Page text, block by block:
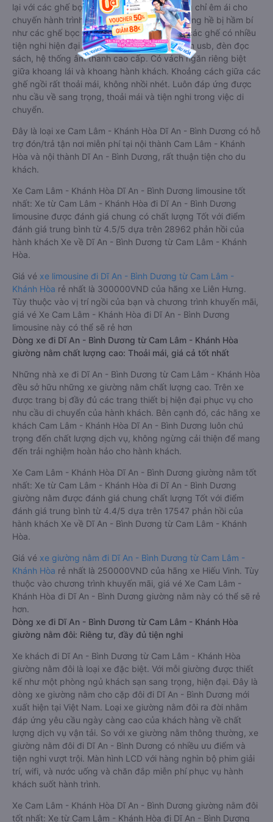
lại với các ghế bọc da chuẩn Châu Âu, không chỉ êm ái cho
chuyến hành trình xa, mà còn mát mẻ và không hề bị hầm bí
như các ghế bọc da bình thường. Kèm theo các ghế có nhiều
tiện nghi hiện đại như ti-vi, tủ lạnh mini, ổ cắm usb, đèn đọc
sách, hệ thống âm thanh cao cấp. Có vách ngăn riêng biệt
giữa khoang lái và khoang hành khách. Khoảng cách giữa các
ghế ngồi rất thoải mái, không nhồi nhét. Luôn đáp ứng được
nhu cầu về sang trọng, thoải mái và tiện nghi trong việc di
chuyển.
Đây là loại xe Cam Lâm - Khánh Hòa Dĩ An - Bình Dương có hỗ
trợ đón/trả tận nơi miễn phí tại nội thành Cam Lâm - Khánh
Hòa và nội thành Dĩ An - Bình Dương, rất thuận tiện cho du
khách.
Xe Cam Lâm - Khánh Hòa Dĩ An - Bình Dương limousine tốt
nhất: Xe từ Cam Lâm - Khánh Hòa đi Dĩ An - Bình Dương
limousine được đánh giá chung có chất lượng Tốt với điểm
đánh giá trung bình từ 4.5/5 dựa trên 28962 phản hồi của
hành khách Xe về Dĩ An - Bình Dương từ Cam Lâm - Khánh
Hòa.
Giá vé xe limousine đi Dĩ An - Bình Dương từ Cam Lâm -
Khánh Hòa rẻ nhất là 300000VND của hãng xe Liên Hưng.
Tùy thuộc vào vị trí ngồi của bạn và chương trình khuyến mãi,
giá vé Xe Cam Lâm - Khánh Hòa đi Dĩ An - Bình Dương
limousine này có thể sẽ rẻ hơn
Dòng xe đi Dĩ An - Bình Dương từ Cam Lâm - Khánh Hòa
giường nằm chất lượng cao: Thoải mái, giá cả tốt nhất
Những nhà xe đi Dĩ An - Bình Dương từ Cam Lâm - Khánh Hòa
đều sở hữu những xe giường nằm chất lượng cao. Trên xe
được trang bị đầy đủ các trang thiết bị hiện đại phục vụ cho
nhu cầu di chuyển của hành khách. Bên cạnh đó, các hãng xe
khách Cam Lâm - Khánh Hòa Dĩ An - Bình Dương luôn chú
trọng đến chất lượng dịch vụ, không ngừng cải thiện để mang
đến trải nghiệm hoàn hảo cho hành khách.
Xe Cam Lâm - Khánh Hòa Dĩ An - Bình Dương giường nằm tốt
nhất: Xe từ Cam Lâm - Khánh Hòa đi Dĩ An - Bình Dương
giường nằm được đánh giá chung chất lượng Tốt với điểm
đánh giá trung bình từ 4.4/5 dựa trên 17547 phản hồi của
hành khách Xe về Dĩ An - Bình Dương từ Cam Lâm - Khánh
Hòa.
Giá vé xe giường nằm đi Dĩ An - Bình Dương từ Cam Lâm -
Khánh Hòa rẻ nhất là 250000VND của hãng xe Hiếu Vinh. Tùy
thuộc vào chương trình khuyến mãi, giá vé Xe Cam Lâm -
Khánh Hòa đi Dĩ An - Bình Dương giường nằm này có thể sẽ rẻ
hơn.
Dòng xe đi Dĩ An - Bình Dương từ Cam Lâm - Khánh Hòa
giường nằm đôi: Riêng tư, đầy đủ tiện nghi
Xe khách đi Dĩ An - Bình Dương từ Cam Lâm - Khánh Hòa
giường nằm đôi là loại xe đặc biệt. Với mỗi giường được thiết
kế như một phòng ngủ khách sạn sang trọng, hiện đại. Đây là
dòng xe giường nằm cho cặp đôi đi Dĩ An - Bình Dương mới
xuất hiện tại Việt Nam. Loại xe giường nằm đôi ra đời nhằm
đáp ứng yêu cầu ngày càng cao của khách hàng về chất
lượng dịch vụ vận tải. So với xe giường nằm thông thường, xe
giường nằm đôi đi Dĩ An - Bình Dương có nhiều ưu điểm và
tiện nghi vượt trội. Màn hình LCD với hàng nghìn bộ phim giải
trí, wifi, và nước uống và chăn đắp miễn phí phục vụ hành
khách suốt hành trình.
Xe Cam Lâm - Khánh Hòa Dĩ An - Bình Dương giường nằm đôi
tốt nhất: Xe từ Cam Lâm - Khánh Hòa đi Dĩ An - Bình Dương